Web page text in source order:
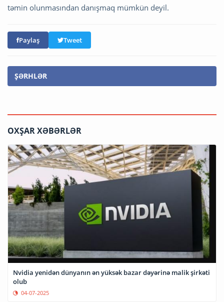
təmin olunmasından danışmaq mümkün deyil.
Paylaş Tweet
ŞƏRHLƏR
OXŞAR XƏBƏRLƏR
Nvidia yenidən dünyanın ən yüksək bazar dəyərinə malik şirkəti
olub
04-07-2025